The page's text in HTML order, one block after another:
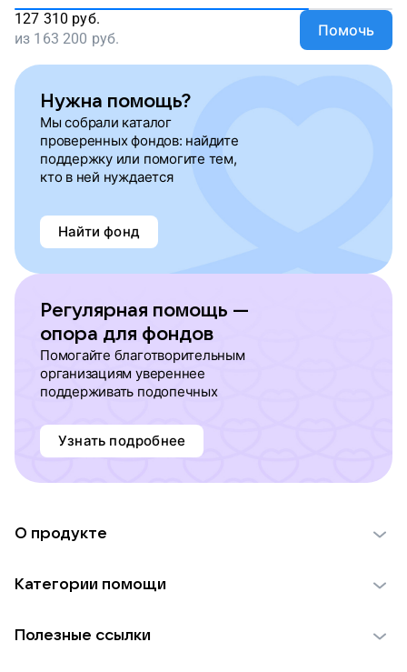
127 310 руб.
из 163 200 руб. Помочь
Нужна помощь?
Мы собрали каталог
проверенных фондов: найдите
поддержку или помогите тем,
кто в ней нуждается
Найти фонд
Регулярная помощь —
опора для фондов
Помогайте благотворительным
организациям увереннее
поддерживать подопечных
Узнать подробнее
О продукте
Использование материалов
Категории помощи
Полезные ссылки